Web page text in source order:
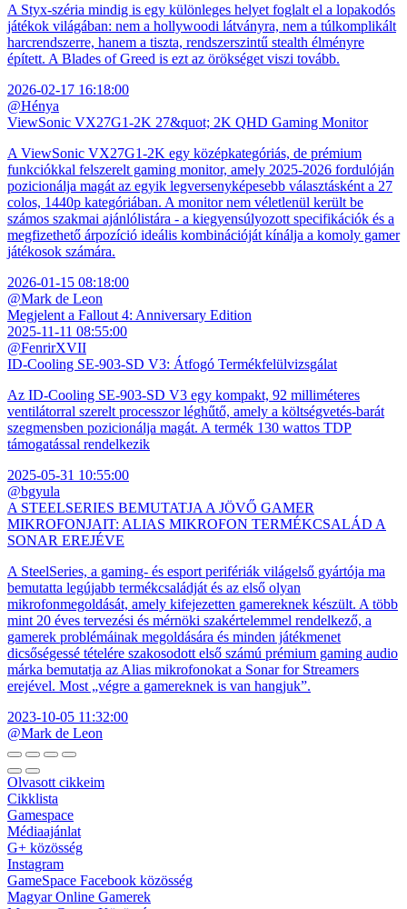
A Styx-széria mindig is egy különleges helyet foglalt el a lopakodós
játékok világában: nem a hollywoodi látványra, nem a túlkomplikált
harcrendszerre, hanem a tiszta, rendszerszintű stealth élményre
épített. A Blades of Greed is ezt az örökséget viszi tovább.
2026-02-17 16:18:00
@Hénya
ViewSonic VX27G1-2K 27&quot; 2K QHD Gaming Monitor
A ViewSonic VX27G1-2K egy középkategóriás, de prémium
funkciókkal felszerelt gaming monitor, amely 2025-2026 fordulóján
pozicionálja magát az egyik legversenyképesebb választásként a 27
colos, 1440p kategóriában. A monitor nem véletlenül került be
számos szakmai ajánlólistára - a kiegyensúlyozott specifikációk és a
megfizethető árpozíció ideális kombinációját kínálja a komoly gamer
játékosok számára.
2026-01-15 08:18:00
@Mark de Leon
Megjelent a Fallout 4: Anniversary Edition
2025-11-11 08:55:00
@FenrirXVII
ID-Cooling SE-903-SD V3: Átfogó Termékfelülvizsgálat
Az ID-Cooling SE-903-SD V3 egy kompakt, 92 milliméteres
ventilátorral szerelt processzor léghűtő, amely a költségvetés-barát
szegmensben pozicionálja magát. A termék 130 wattos TDP
támogatással rendelkezik
2025-05-31 10:55:00
@bgyula
A STEELSERIES BEMUTATJA A JÖVŐ GAMER
MIKROFONJAIT: ALIAS MIKROFON TERMÉKCSALÁD A
SONAR EREJÉVE
A SteelSeries, a gaming- és esport perifériák világelső gyártója ma
bemutatta legújabb termékcsaládját és az első olyan
mikrofonmegoldását, amely kifejezetten gamereknek készült. A több
mint 20 éves tervezési és mérnöki szakértelemmel rendelkező, a
gamerek problémáinak megoldására és minden játékmenet
dicsőségessé tételére szakosodott első számú prémium gaming audio
márka bemutatja az Alias mikrofonokat a Sonar for Streamers
erejével. Most „végre a gamereknek is van hangjuk”.
2023-10-05 11:32:00
@Mark de Leon
Olvasott cikkeim
Cikklista
Gamespace
Médiaajánlat
G+ közösség
Instagram
GameSpace Facebook közösség
Magyar Online Gamerek